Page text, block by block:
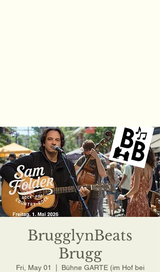
BrugglynBeats
Brugg
Fri, May 01
Bühne GARTE (im Hof bei